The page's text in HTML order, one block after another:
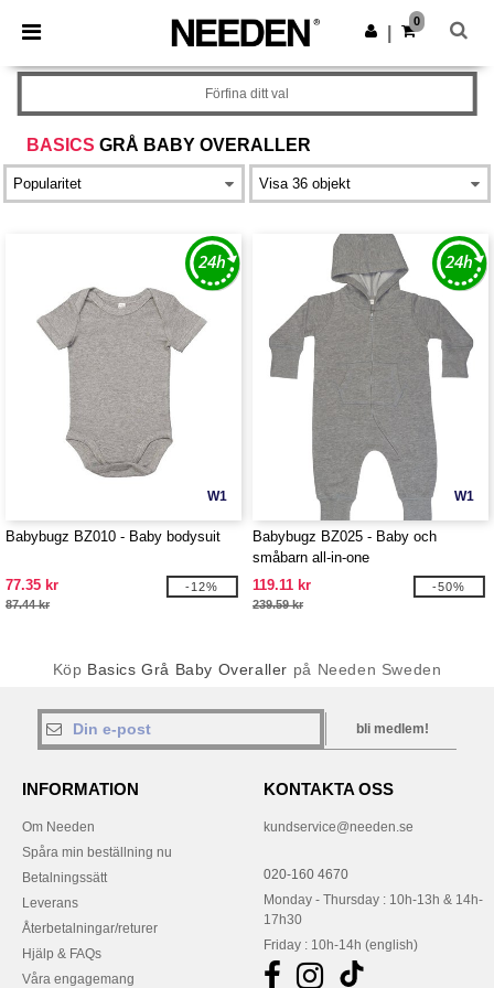
× Needen-app
Bättre priser i appen!
Hämta app
0
BASICS GRÅ BABY OVERALLER
Förfina ditt val
W1
Babybugz BZ010 - Baby bodysuit
77.35 kr
87.44 kr
-12%
W1
Babybugz BZ025 - Baby och
småbarn all-in-one
119.11 kr
239.59 kr
-50%
Köp Basics Grå Baby Overaller på Needen Sweden
bli medlem!
INFORMATION
Om Needen
Spåra min beställning nu
Betalningssätt
Leverans
Återbetalningar/returer
Hjälp & FAQs
Våra engagemang
KONTAKTA OSS
kundservice@needen.se
020-160 4670
Monday - Thursday : 10h-13h & 14h-
17h30
Friday : 10h-14h (english)